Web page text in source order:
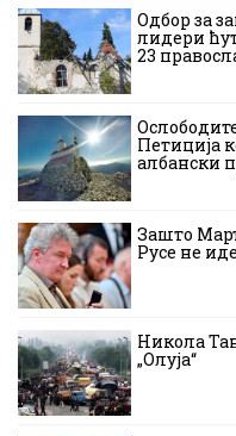
Одбор за
лидери
23
Петиција
албански
Зашто
Русе не
Никола
„Олуја“